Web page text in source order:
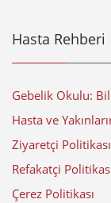
Hasta Rehberi
Gebelik Okulu:
Hasta ve
Ziyaretçi Politikası
Refakatçi
Çerez Politikası